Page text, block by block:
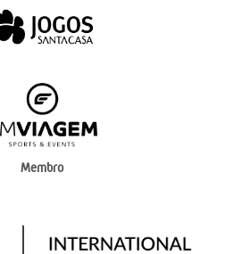
Membro